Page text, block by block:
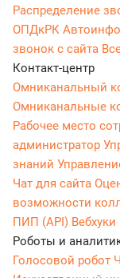
Распределение
ОПДкРК
звонок с сайта
Контакт-центр
Омниканальный
Омниканальные
Рабочее место
администратор
знаний
Чат для сайта
возможности
ПИП (API) Вебхуки
Роботы и
Голосовой робот